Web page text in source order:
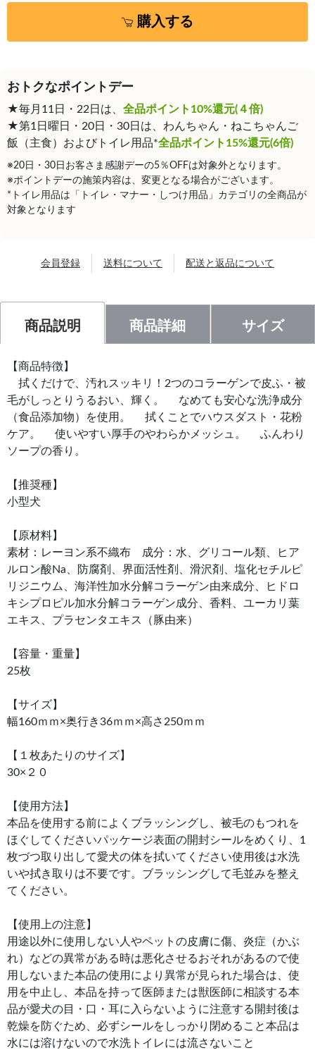
購入する
おトクなポイントデー
★毎月11日・22日は、 全品ポイント10%還元(４倍)
★第1日曜日・20日・30日は、わんちゃん・ねこちゃんご
飯（主食）およびトイレ用品*全品ポイント15%還元(6倍)
※20日・30日お客さま感謝デーの5％OFFは対象外となります。
※ポイントデーの施策内容は、変更となる場合がございます。
*トイレ用品は「トイレ・マナー・しつけ用品」カテゴリの全商品が
対象となります
会員登録 送料について 配送と返品について
商品説明 商品詳細 サイズ
【商品特徴】
拭くだけで、汚れスッキリ！2つのコラーゲンで皮ふ・被
毛がしっとりうるおい、輝く。 なめても安心な洗浄成分
（食品添加物）を使用。 拭くことでハウスダスト・花粉
ケア。 使いやすい厚手のやわらかメッシュ。 ふんわり
ソープの香り。
【推奨種】
小型犬
【原材料】
素材：レーヨン系不織布 成分：水、グリコール類、ヒア
ルロン酸Na、防腐剤、界面活性剤、滑沢剤、塩化セチルピ
リジニウム、海洋性加水分解コラーゲン由来成分、ヒドロ
キシプロピル加水分解コラーゲン成分、香料、ユーカリ葉
エキス、プラセンタエキス（豚由来）
【容量・重量】
25枚
【サイズ】
幅160ｍｍ×奥行き36ｍｍ×高さ250ｍｍ
【１枚あたりのサイズ】
30×２０
【使用方法】
本品を使用する前によくブラッシングし、被毛のもつれを
ほぐしてくださいパッケージ表面の開封シールをめくり、1
枚づつ取り出して愛犬の体を拭いてください使用後は水洗
いや拭き取りは不要です。ブラッシングして毛並みを整え
てください。
【使用上の注意】
用途以外に使用しない人やペットの皮膚に傷、炎症（かぶ
れ）などの異常がある時は悪化させるおそれがあるので使
用しないまた本品の使用により異常が見られた場合は、使
用を中止し、本品を持って医師または獣医師に相談する本
品が愛犬の目・口・耳に入らないように注意する開封後は
乾燥を防ぐため、必ずシールをしっかり閉めること本品は
水には溶けないので水洗トイレには流さないこと